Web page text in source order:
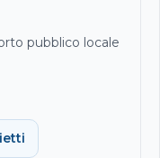
pubblico locale